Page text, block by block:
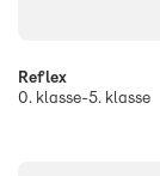
Reflex
0. klasse-5. klasse